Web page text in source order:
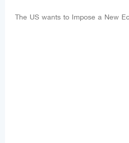
The US wants to Impose a New